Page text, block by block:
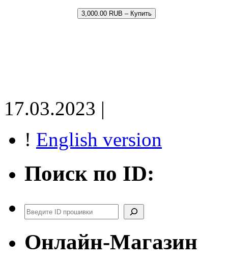
3,000.00 RUB – Купить
17.03.2023 |
! English version
Поиск по ID:
Поиск
Онлайн-Магазин